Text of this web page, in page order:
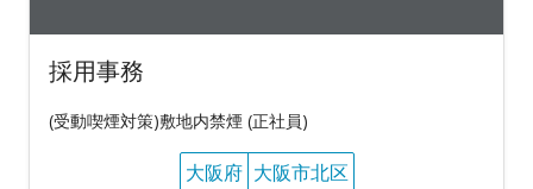
採用事務
(受動喫煙対策)敷地内禁煙 (正社員)
大阪府 大阪市北区